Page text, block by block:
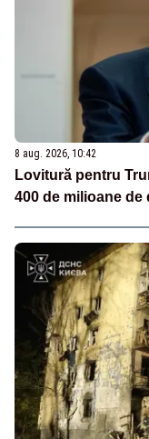
8 aug. 2026, 10:42
Lovitură pentru
400 de milioane de